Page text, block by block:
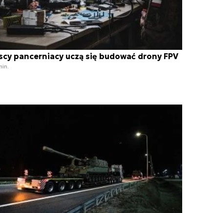
pancerniacy uczą się budować drony FPV